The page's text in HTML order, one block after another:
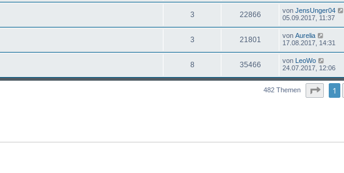
3 22866 von JensUnger04
05.09.2017, 11:37
3 21801 von Aurelia
17.08.2017, 14:31
8 35466 von LeoWo
24.07.2017, 12:06
482 Themen Seite1